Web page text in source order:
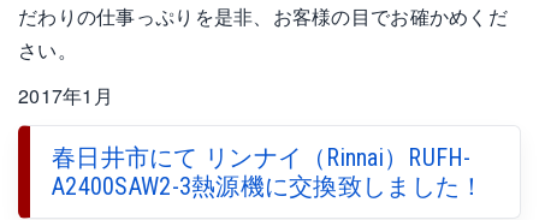
だわりの仕事っぷりを是非、お客様の目でお確かめくだ
さい。
2017年1月
春日井市にて リンナイ（Rinnai）RUFH-
A2400SAW2-3熱源機に交換致しました！